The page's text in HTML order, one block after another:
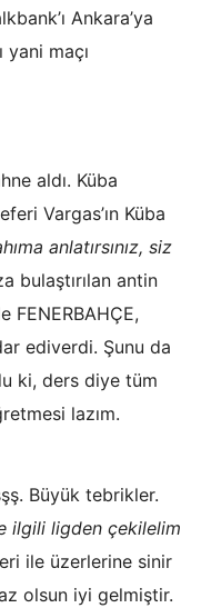
Ankara’ya
yani maçı
aldı. Küba
Vargas’ın Küba
anlatırsınız, siz
bulaştırılan antin
FENERBAHÇE,
ediverdi. Şunu da
ki, ders diye tüm
lazım.
Büyük tebrikler.
ilgili ligden çekilelim
ile üzerlerine sinir
olsun iyi gelmiştir.